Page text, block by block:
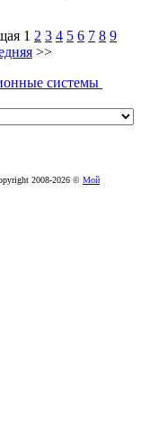
1 2 3 4 5 6 7 8 9
>>
системы
2008-2026 © Мой